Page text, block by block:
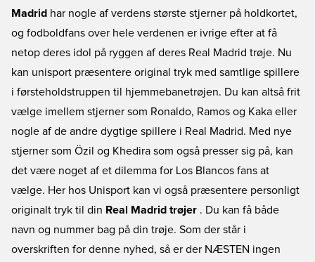
Madrid har nogle af verdens største stjerner på holdkortet,
og fodboldfans over hele verdenen er ivrige efter at få
netop deres idol på ryggen af deres Real Madrid trøje. Nu
kan unisport præsentere original tryk med samtlige spillere
i førsteholdstruppen til hjemmebanetrøjen. Du kan altså frit
vælge imellem stjerner som Ronaldo, Ramos og Kaka eller
nogle af de andre dygtige spillere i Real Madrid. Med nye
stjerner som Özil og Khedira som også presser sig på, kan
det være noget af et dilemma for Los Blancos fans at
vælge. Her hos Unisport kan vi også præsentere personligt
originalt tryk til din Real Madrid trøjer . Du kan få både
navn og nummer bag på din trøje. Som der står i
overskriften for denne nyhed, så er der NÆSTEN ingen